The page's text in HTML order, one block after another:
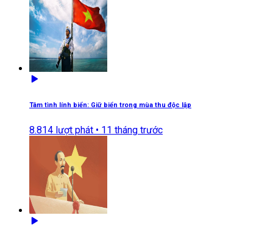
Tâm tình lính biển: Giữ biển trong mùa thu độc lập
8.814 lượt phát • 11 tháng trước